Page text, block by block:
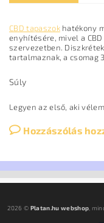
CBD tapaszokhatékony
enyhítésére, mivel a
szervezetben.
tartalmaznak, a csomag
Súly
Legyen az első, aki
Hozzászólás
2026 © Platan.hu webshop ,